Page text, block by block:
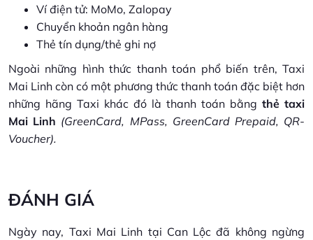
Ví điện tử: MoMo, Zalopay
Chuyển khoản ngân hàng
Thẻ tín dụng/thẻ ghi nợ
Ngoài những hình thức thanh toán phổ biến trên, Taxi
Mai Linh còn có một phương thức thanh toán đặc biệt hơn
những hãng Taxi khác đó là thanh toán bằng thẻ taxi
Mai Linh (GreenCard, MPass, GreenCard Prepaid, QR-
Voucher).
ĐÁNH GIÁ
Ngày nay, Taxi Mai Linh tại Can Lộc đã không ngừng